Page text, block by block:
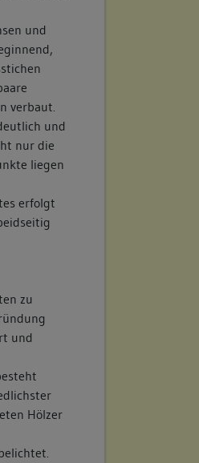
und
verbaut.
und
nur die
liegen
erfolgt
zu
und
Hölzer